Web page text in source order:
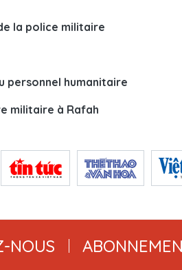
la police militaire
personnel humanitaire
militaire à Rafah
NOUS